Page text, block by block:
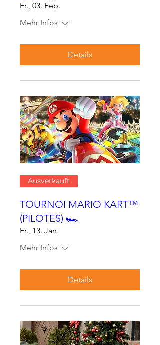
Fr., 03. Feb.
Mehr Infos
Details
Ausverkauft
TOURNOI MARIO KART™
(PILOTES) 🏎
Fr., 13. Jan.
Mehr Infos
Details